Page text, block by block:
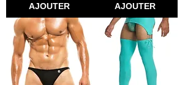
AJOUTER AJOUTER